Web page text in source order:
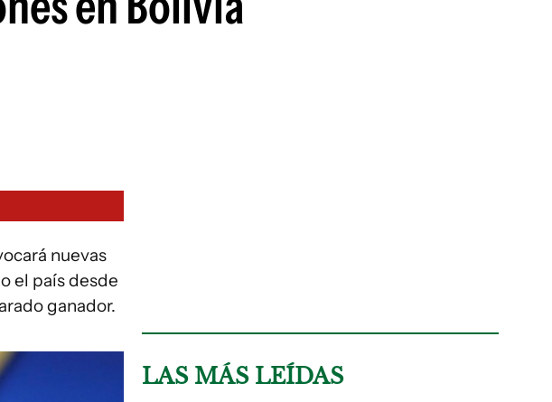
nuevas
el país desde
ganador.
LAS MÁS LEÍDAS